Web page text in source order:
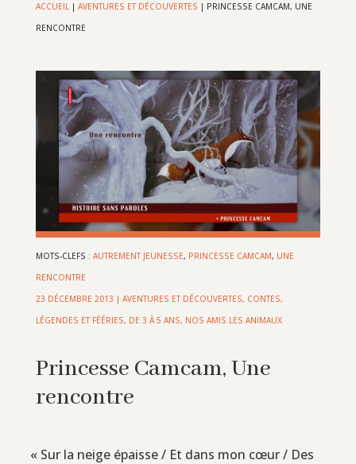
ACCUEIL| AVENTURES ET DÉCOUVERTES | PRINCESSE CAMCAM, UNE
RENCONTRE
MOTS-CLEFS : AUTREMENT JEUNESSE, PRINCESSE CAMCAM, UNE
RENCONTRE
23 DÉCEMBRE 2013 | AVENTURES ET DÉCOUVERTES, CONTES,
LÉGENDES ET FÉÉRIES, DE 3 À 5 ANS, NOS AMIS LES ANIMAUX
Princesse Camcam, Une
rencontre
« Sur la neige épaisse / Et dans mon cœur / Des